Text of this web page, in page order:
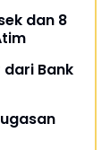
dan 8
dari Bank